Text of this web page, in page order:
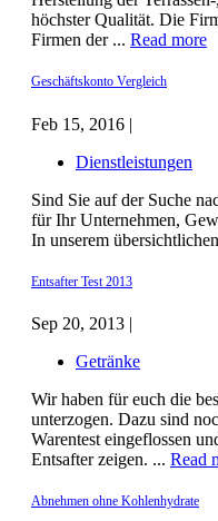
höchster Qualität. Die
Firmen der ... Read more
Geschäftskonto Vergleich
Feb 15, 2016 |
Dienstleistungen
Sind Sie auf der Suche
für Ihr Unternehmen,
In unserem
Entsafter Test 2013
Sep 20, 2013 |
Getränke
Wir haben für euch die
unterzogen. Dazu sind
Warentest eingeflossen
Entsafter zeigen. ... Read
Abnehmen ohne Kohlenhydrate